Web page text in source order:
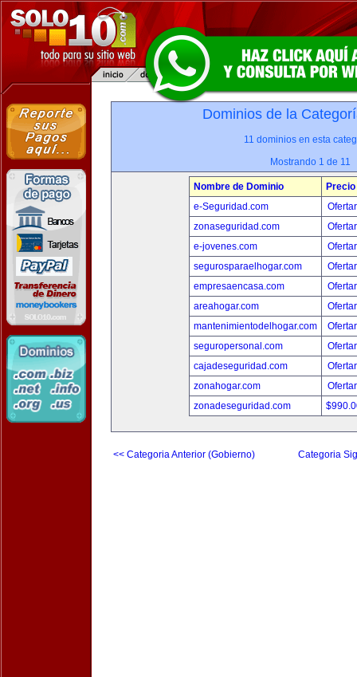
Dominios de la
11 dominios en esta
Mostrando 1 de 11
Nombre de Dominio
Precio
e-Seguridad.com
zonaseguridad.com
e-jovenes.com
segurosparaelhogar.com
empresaencasa.com
areahogar.com
mantenimientodelhogar.com
seguropersonal.com
cajadeseguridad.com
zonahogar.com
zonadeseguridad.com
<< Categoria Anterior (Gobierno) Categoria